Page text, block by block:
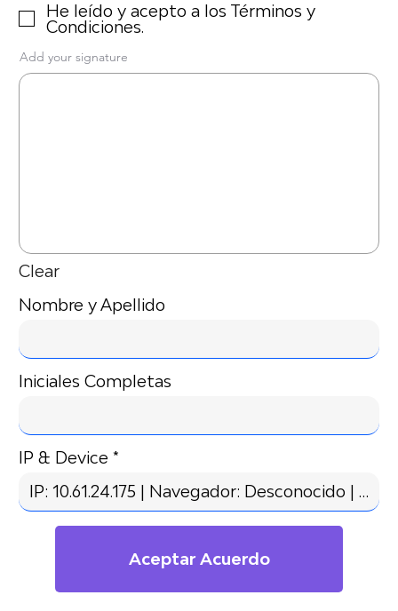
He leído y acepto a los Términos y
Condiciones.
Add your signature
Clear
Nombre y Apellido
Iniciales Completas
IP & Device
Aceptar Acuerdo